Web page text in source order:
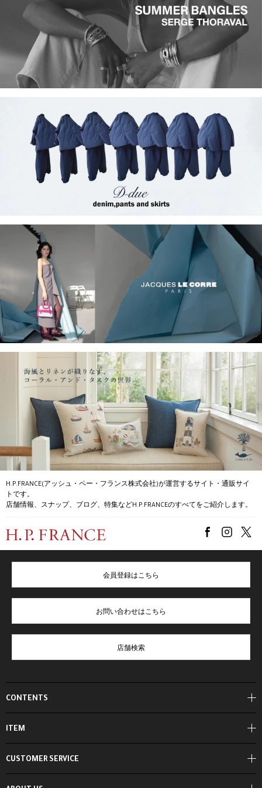
H.P.FRANCE(アッシュ・ペー・フランス株式会社)が運営するサイト・通販サイ
トです。
店舗情報、スナップ、ブログ、特集などH.P.FRANCEのすべてをご紹介します。
CONTENTS
ITEM
会員登録はこちら
お問い合わせはこちら
店舗検索
CUSTOMER SERVICE